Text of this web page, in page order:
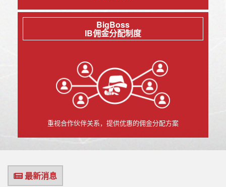
BigBoss
IB佣金分配制度
重视合作伙伴关系，提供优惠的佣金分配方案
最新消息